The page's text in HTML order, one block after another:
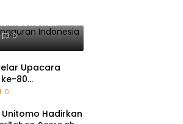
Indonesia
2026
0
Upacara
ke-80
Bersama Warga
0
Unitomo Hadirkan